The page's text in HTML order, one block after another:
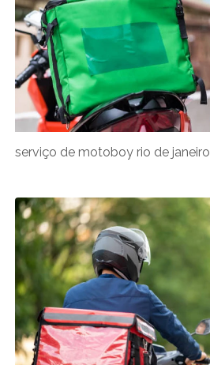
serviço de motoboy rio de janeiro